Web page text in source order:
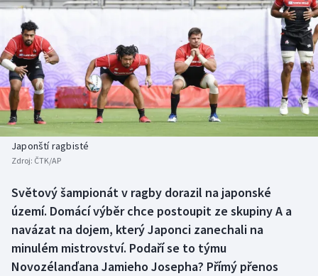
Americký fotbal
Baseball a softbal
Basketbal
Biatlon
Boby a skeleton
Box
Curling
Dostihy
NEPŘEHLÉDNĚTE
Soutěže
Historické návraty
Aplikace ČT sport
AZ kvíz
Japonští ragbisté
Zdroj: ČTK/AP
Světový šampionát v ragby dorazil na japonské
území. Domácí výběr chce postoupit ze skupiny A a
navázat na dojem, který Japonci zanechali na
minulém mistrovství. Podaří se to týmu
Novozélanďana Jamieho Josepha? Přímý přenos